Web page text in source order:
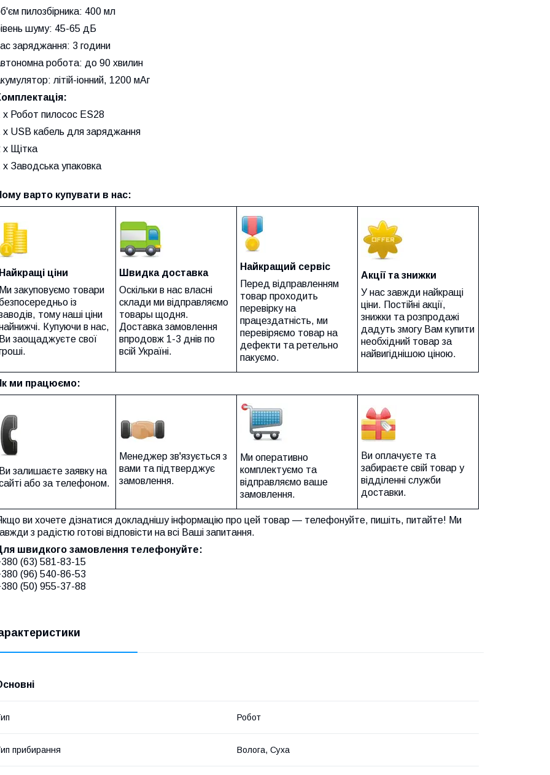
пилозбірника: 400 мл
шуму: 45-65 дБ
заряджання: 3 години
робота: до 90 хвилин
літій-іонний, 1200 мАг
х Робот пилосос ES28
х USB кабель для заряджання
x Щітка
x Заводська упаковка
варто купувати в нас:
Найкращі ціни
Ми закуповуємо товари
із
тому наші ціни
Купуючи в нас,
Ви заощаджуєте свої
Швидка доставка
Оскільки в нас власні
склади ми відправляємо
товары щодня.
Доставка замовлення
впродовж 1-3 днів по
всій Україні.
Найкращий сервіс
Перед відправленням
товар проходить
перевірку на
працездатність, ми
перевіряємо товар на
дефекти та ретельно
пакуємо.
Акції та знижки
У нас завжди найкращі
ціни. Постійні акції,
знижки та розпродажі
дадуть змогу Вам купити
необхідний товар за
найвигіднішою ціною.
ми працюємо:
Ви залишаєте заявку на
або за телефоном.
Менеджер зв'язується з
вами та підтверджує
замовлення.
Ми оперативно
комплектуємо та
відправляємо ваше
замовлення.
Ви оплачуєте та
забираєте свій товар у
відділенні служби
доставки.
ви хочете дізнатися докладнішу інформацію про цей товар — телефонуйте, пишіть, питайте! Ми
з радістю готові відповісти на всі Ваші запитання.
швидкого замовлення телефонуйте:
(63) 581-83-15
(96) 540-86-53
(50) 955-37-88
Робот
прибирання Волога, Суха